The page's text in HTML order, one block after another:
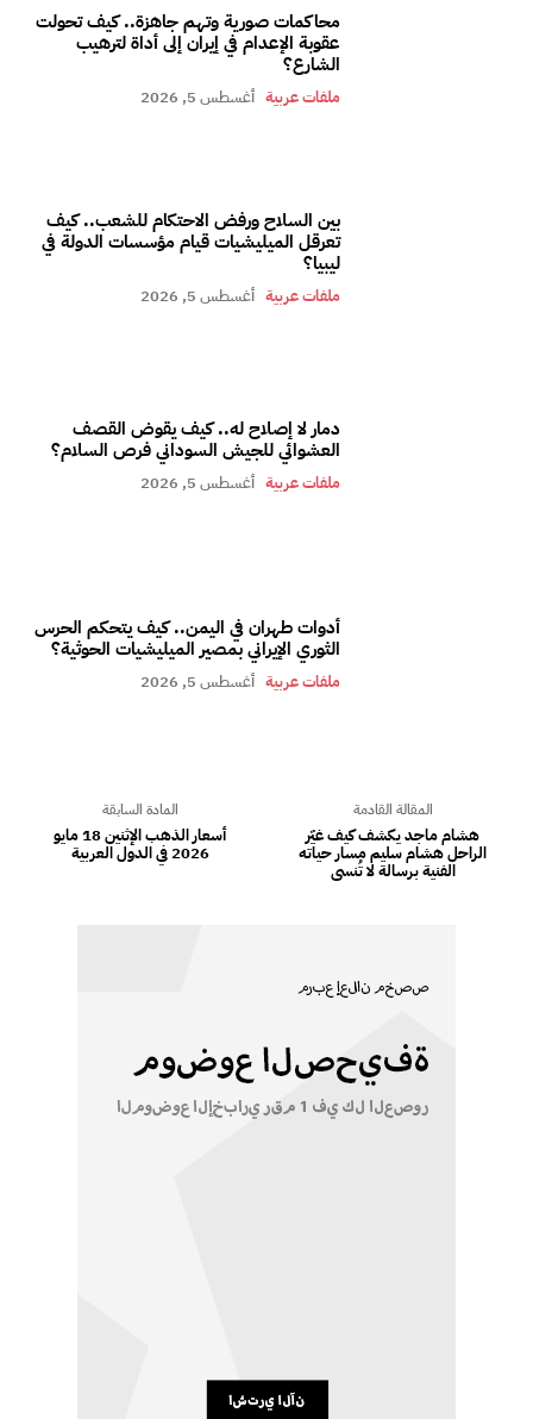
محاكمات صورية وتهم جاهزة.. كيف تحولت
عقوبة الإعدام في إيران إلى أداة لترهيب
الشارع؟
ملفات عربية أغسطس 5, 2026
بين السلاح ورفض الاحتكام للشعب.. كيف
تعرقل الميليشيات قيام مؤسسات الدولة في
ليبيا؟
ملفات عربية أغسطس 5, 2026
دمار لا إصلاح له.. كيف يقوض القصف
العشوائي للجيش السوداني فرص السلام؟
ملفات عربية أغسطس 5, 2026
أدوات طهران في اليمن.. كيف يتحكم الحرس
الثوري الإيراني بمصير الميليشيات الحوثية؟
ملفات عربية أغسطس 5, 2026
المادة السابقة
أسعار الذهب الإثنين 18 مايو
2026 في الدول العربية
المقالة القادمة
هشام ماجد يكشف كيف غيّر
الراحل هشام سليم مسار حياته
الفنية برسالة لا تُنسى